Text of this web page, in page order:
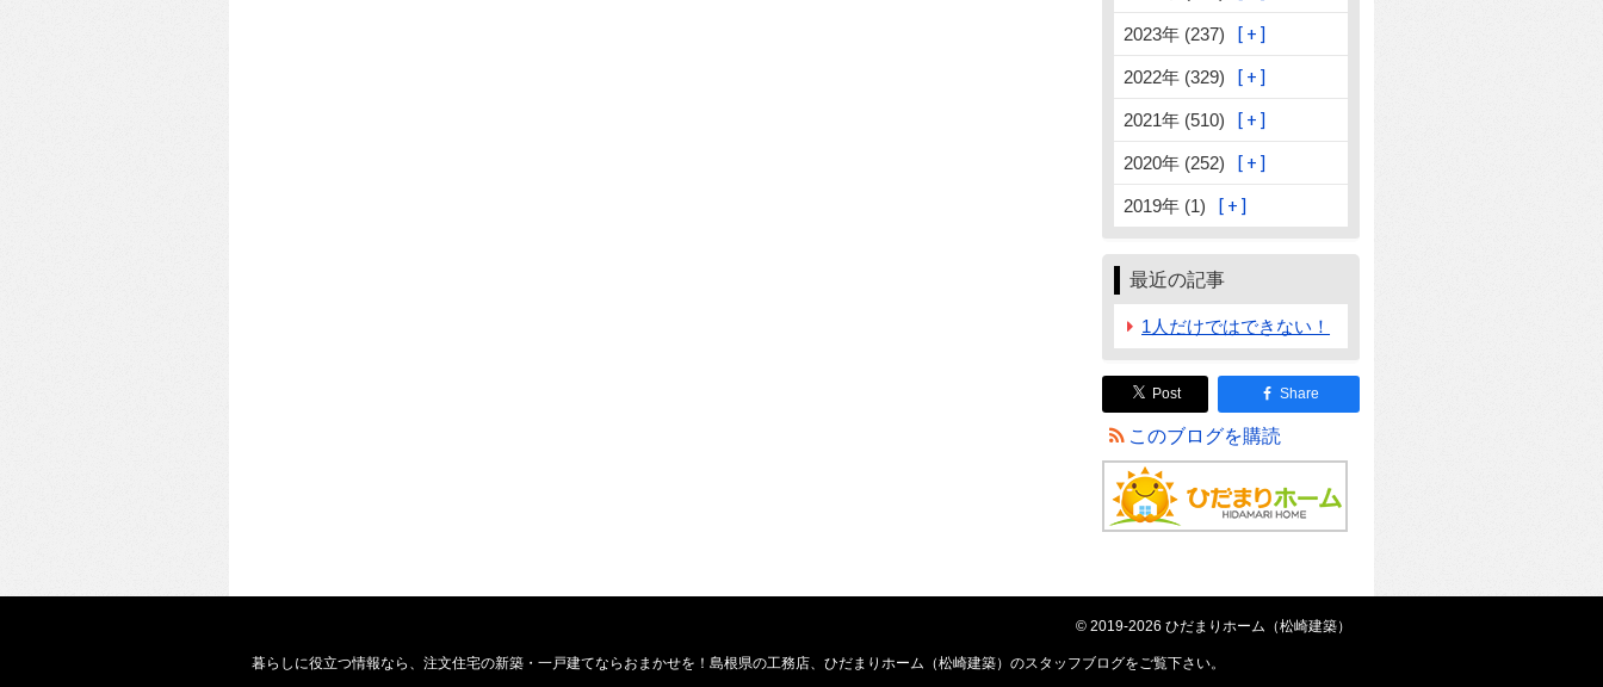
2023年 (237)
2022年 (329)
2021年 (510)
2020年 (252)
2019年 (1)
最近の記事
1人だけではできない！
Post Share
このブログを購読
© 2019-2026 ひだまりホーム（松崎建築）
暮らしに役立つ情報なら、注文住宅の新築・一戸建てならおまかせを！島根県の工務店、ひだまりホーム（松崎建築）のスタッフブログをご覧下さい。